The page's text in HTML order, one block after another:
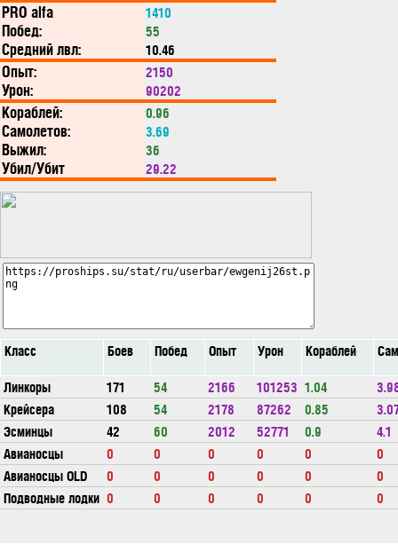
PRO alfa 1410
Побед: 55
Средний лвл: 10.46
Опыт: 2150
Урон: 90202
Кораблей: 0.96
Самолетов: 3.69
Выжил: 36
Убил/Убит 29.22
Класс Боев Побед Опыт Урон Кораблей
Линкоры
171 54 2166 101253 1.04
Крейсера
108 54 2178 87262 0.85
Эсминцы
42 60 2012 52771 0.9
4.1
Авианосцы
0 0 0 0 0
0
Авианосцы OLD
0 0 0 0 0
0
Подводные лодки 0 0 0 0 0 0